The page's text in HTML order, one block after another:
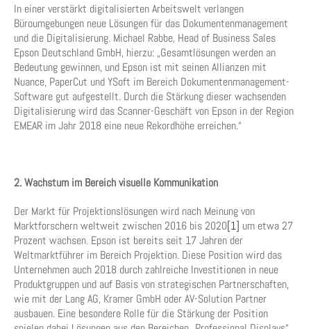
In einer verstärkt digitalisierten Arbeitswelt verlangen
Büroumgebungen neue Lösungen für das Dokumentenmanagement
und die Digitalisierung. Michael Rabbe, Head of Business Sales
Epson Deutschland GmbH, hierzu: „Gesamtlösungen werden an
Bedeutung gewinnen, und Epson ist mit seinen Allianzen mit
Nuance, PaperCut und YSoft im Bereich Dokumentenmanagement-
Software gut aufgestellt. Durch die Stärkung dieser wachsenden
Digitalisierung wird das Scanner-Geschäft von Epson in der Region
EMEAR im Jahr 2018 eine neue Rekordhöhe erreichen.“
2. Wachstum im Bereich visuelle Kommunikation
Der Markt für Projektionslösungen wird nach Meinung von
Marktforschern weltweit zwischen 2016 bis 2020[1] um etwa 27
Prozent wachsen. Epson ist bereits seit 17 Jahren der
Weltmarktführer im Bereich Projektion. Diese Position wird das
Unternehmen auch 2018 durch zahlreiche Investitionen in neue
Produktgruppen und auf Basis von strategischen Partnerschaften,
wie mit der Lang AG, Kramer GmbH oder AV-Solution Partner
ausbauen. Eine besondere Rolle für die Stärkung der Position